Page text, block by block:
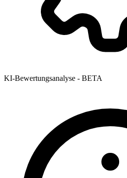
KI-Bewertungsanalyse - BETA